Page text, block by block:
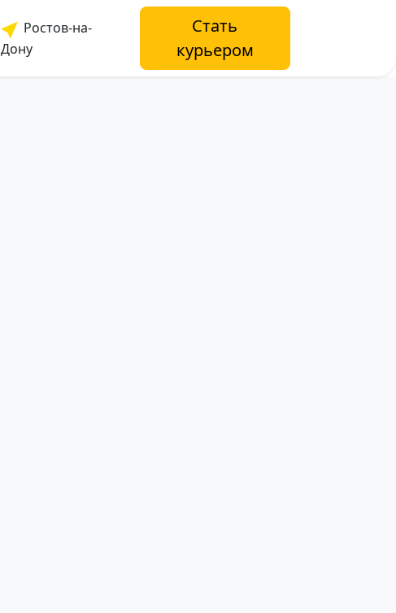
Ростов-на-
Дону
Стать
курьером